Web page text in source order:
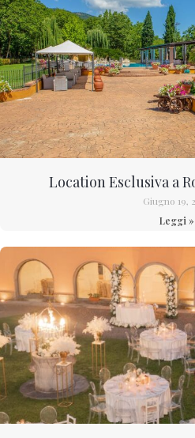
Location Esclusiva a
Giugno 19,
Leggi »